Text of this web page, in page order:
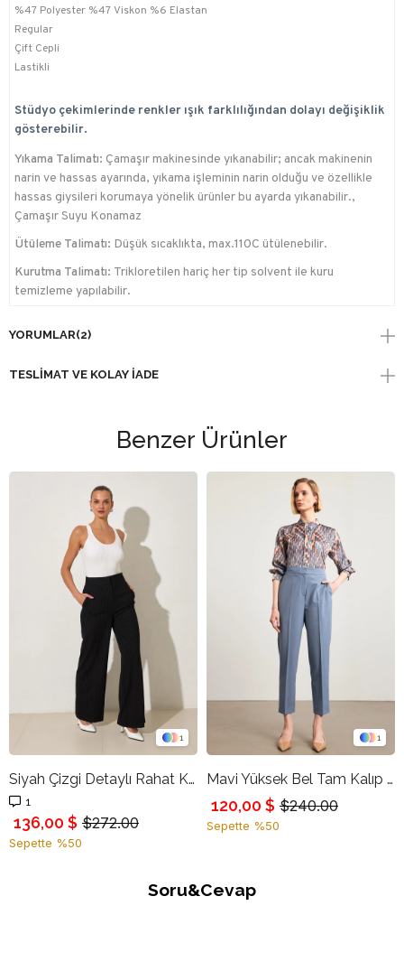
%47 Polyester %47 Viskon %6 Elastan
Regular
Çift Cepli
Lastikli
Stüdyo çekimlerinde renkler ışık farklılığından dolayı değişiklik
gösterebilir.
Yıkama Talimatı: Çamaşır makinesinde yıkanabilir; ancak makinenin
narin ve hassas ayarında, yıkama işleminin narin olduğu ve özellikle
hassas giysileri korumaya yönelik ürünler bu ayarda yıkanabilir.,
Çamaşır Suyu Konamaz
Ütüleme Talimatı: Düşük sıcaklıkta, max.110C ütülenebilir.
Kurutma Talimatı: Trikloretilen hariç her tip solvent ile kuru
temizleme yapılabilir.
YORUMLAR(2)
TESLIMAT VE KOLAY İADE
Benzer Ürünler
1
Siyah Çizgi Detaylı Rahat Kesim Pantolon
1
$272.00
136,00 $
Sepette %50
1
Mavi Yüksek Bel Tam Kalıp Pantolon
$240.00
120,00 $
Sepette %50
Soru&Cevap